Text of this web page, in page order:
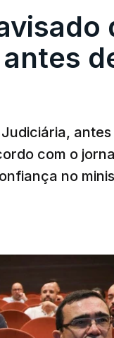
antes
com o
no